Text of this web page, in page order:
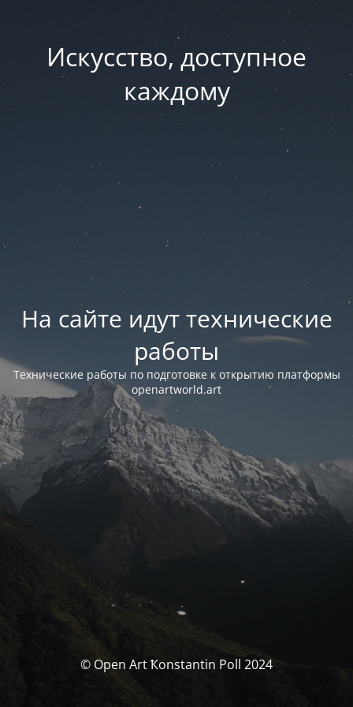
Искусство, доступное
каждому
На сайте идут технические
работы
Технические работы по подготовке к открытию платформы
openartworld.art
© Open Art Ҟonstantin Poll 2024